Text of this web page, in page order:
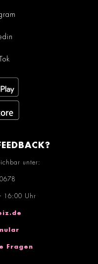
unter:
16:00 Uhr
Fragen